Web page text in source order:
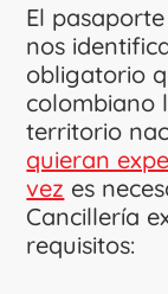
El
nos
obligatorio
colombiano
territorio
quieran
vez es
Cancillería
requisitos: